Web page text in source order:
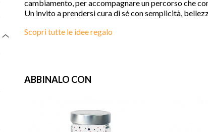
cambiamento, per accompagnare un percorso che
Un invito a prendersi cura di sé con semplicità,
Scopri tutte le idee regalo
ABBINALO CON